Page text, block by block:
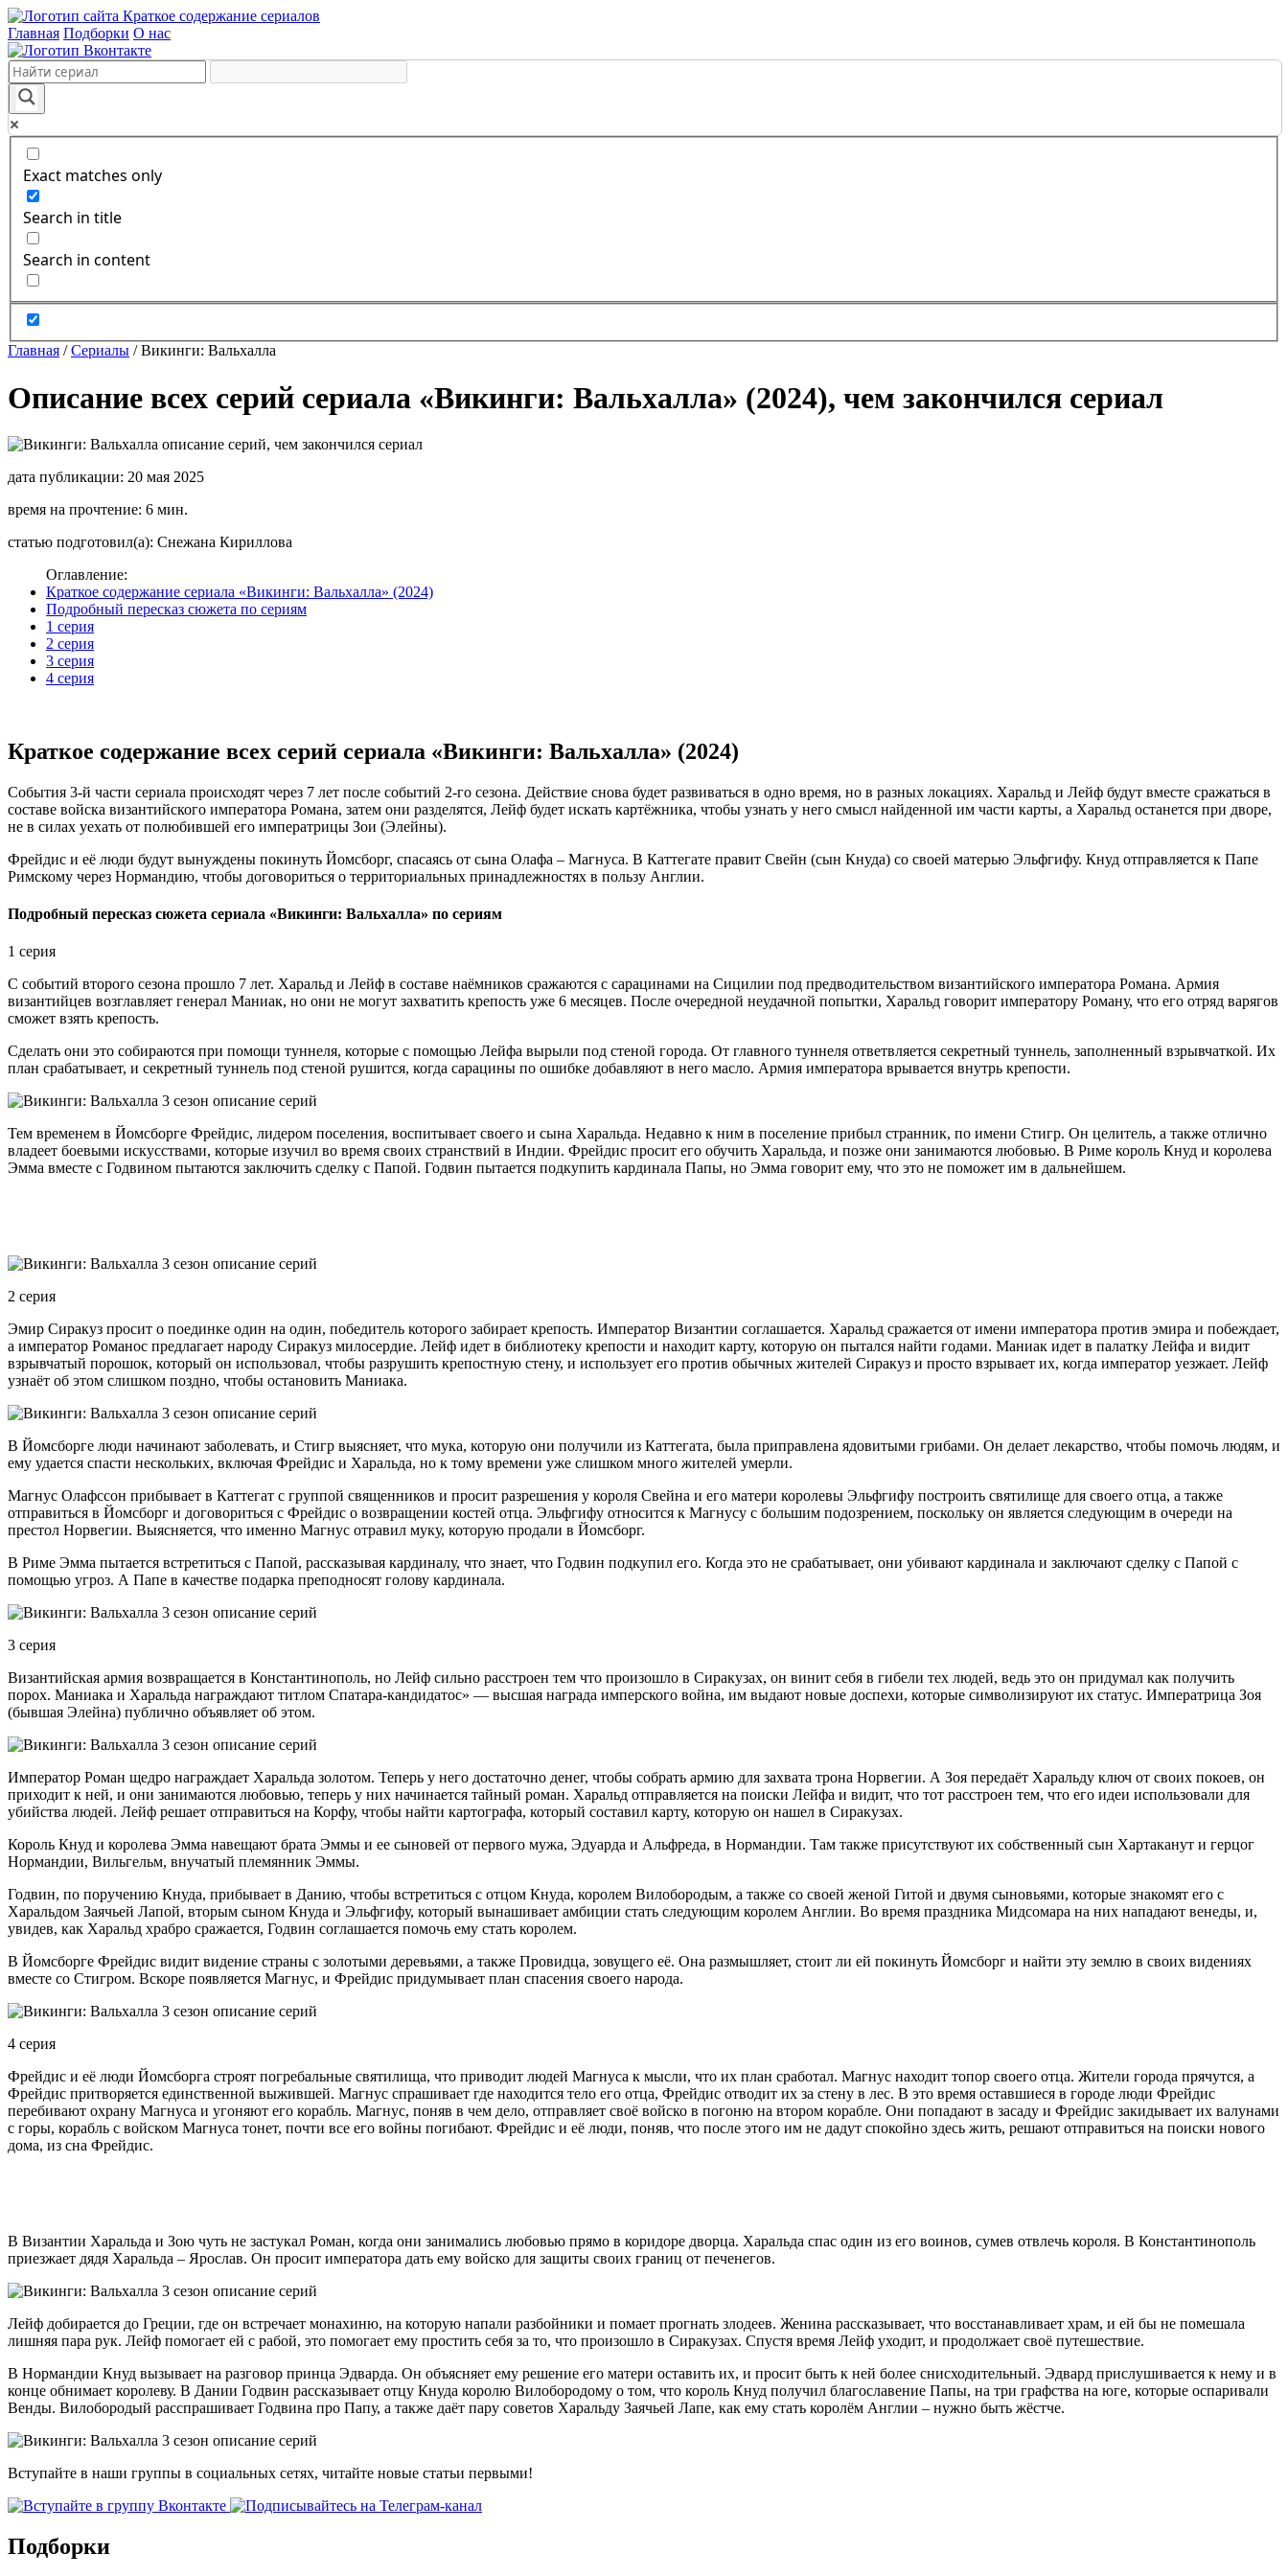
Краткое содержание сериалов
Главная Подборки О нас
Exact matches only
Search in title
Search in content
Главная /Сериалы /Викинги: Вальхалла
Описание всех серий сериала «Викинги: Вальхалла» (2024), чем закончился сериал
дата публикации: 20 мая 2025
время на прочтение: 6 мин.
статью подготовил(а): Снежана Кириллова
Оглавление:
Краткое содержание сериала «Викинги: Вальхалла» (2024)
Подробный пересказ сюжета по сериям
1 серия
2 серия
3 серия
4 серия
Краткое содержание всех серий сериала «Викинги: Вальхалла» (2024)
События 3-й части сериала происходят через 7 лет после событий 2-го сезона. Действие снова будет развиваться в одно время, но в разных локациях. Харальд и Лейф будут вместе сражаться в
составе войска византийского императора Романа, затем они разделятся, Лейф будет искать картёжника, чтобы узнать у него смысл найденной им части карты, а Харальд останется при дворе,
не в силах уехать от полюбившей его императрицы Зои (Элейны).
Фрейдис и её люди будут вынуждены покинуть Йомсборг, спасаясь от сына Олафа – Магнуса. В Каттегате правит Свейн (сын Кнуда) со своей матерью Эльфгифу. Кнуд отправляется к Папе
Римскому через Нормандию, чтобы договориться о территориальных принадлежностях в пользу Англии.
Подробный пересказ сюжета сериала «Викинги: Вальхалла» по сериям
1 серия
С событий второго сезона прошло 7 лет. Харальд и Лейф в составе наёмников сражаются с сарацинами на Сицилии под предводительством византийского императора Романа. Армия
византийцев возглавляет генерал Маниак, но они не могут захватить крепость уже 6 месяцев. После очередной неудачной попытки, Харальд говорит императору Роману, что его отряд варягов
сможет взять крепость.
Сделать они это собираются при помощи туннеля, которые с помощью Лейфа вырыли под стеной города. От главного туннеля ответвляется секретный туннель, заполненный взрывчаткой. Их
план срабатывает, и секретный туннель под стеной рушится, когда сарацины по ошибке добавляют в него масло. Армия императора врывается внутрь крепости.
Тем временем в Йомсборге Фрейдис, лидером поселения, воспитывает своего и сына Харальда. Недавно к ним в поселение прибыл странник, по имени Стигр. Он целитель, а также отлично
владеет боевыми искусствами, которые изучил во время своих странствий в Индии. Фрейдис просит его обучить Харальда, и позже они занимаются любовью. В Риме король Кнуд и королева
Эмма вместе с Годвином пытаются заключить сделку с Папой. Годвин пытается подкупить кардинала Папы, но Эмма говорит ему, что это не поможет им в дальнейшем.
2 серия
Эмир Сиракуз просит о поединке один на один, победитель которого забирает крепость. Император Византии соглашается. Харальд сражается от имени императора против эмира и побеждает,
а император Романос предлагает народу Сиракуз милосердие. Лейф идет в библиотеку крепости и находит карту, которую он пытался найти годами. Маниак идет в палатку Лейфа и видит
взрывчатый порошок, который он использовал, чтобы разрушить крепостную стену, и использует его против обычных жителей Сиракуз и просто взрывает их, когда император уезжает. Лейф
узнаёт об этом слишком поздно, чтобы остановить Маниака.
В Йомсборге люди начинают заболевать, и Стигр выясняет, что мука, которую они получили из Каттегата, была приправлена ядовитыми грибами. Он делает лекарство, чтобы помочь людям, и
ему удается спасти нескольких, включая Фрейдис и Харальда, но к тому времени уже слишком много жителей умерли.
Магнус Олафссон прибывает в Каттегат с группой священников и просит разрешения у короля Свейна и его матери королевы Эльфгифу построить святилище для своего отца, а также
отправиться в Йомсборг и договориться с Фрейдис о возвращении костей отца. Эльфгифу относится к Магнусу с большим подозрением, поскольку он является следующим в очереди на
престол Норвегии. Выясняется, что именно Магнус отравил муку, которую продали в Йомсборг.
В Риме Эмма пытается встретиться с Папой, рассказывая кардиналу, что знает, что Годвин подкупил его. Когда это не срабатывает, они убивают кардинала и заключают сделку с Папой с
помощью угроз. А Папе в качестве подарка преподносят голову кардинала.
3 серия
Византийская армия возвращается в Константинополь, но Лейф сильно расстроен тем что произошло в Сиракузах, он винит себя в гибели тех людей, ведь это он придумал как получить
порох. Маниака и Харальда награждают титлом Спатара-кандидатос» — высшая награда имперского война, им выдают новые доспехи, которые символизируют их статус. Императрица Зоя
(бывшая Элейна) публично объявляет об этом.
Император Роман щедро награждает Харальда золотом. Теперь у него достаточно денег, чтобы собрать армию для захвата трона Норвегии. А Зоя передаёт Харальду ключ от своих покоев, он
приходит к ней, и они занимаются любовью, теперь у них начинается тайный роман. Харальд отправляется на поиски Лейфа и видит, что тот расстроен тем, что его идеи использовали для
убийства людей. Лейф решает отправиться на Корфу, чтобы найти картографа, который составил карту, которую он нашел в Сиракузах.
Король Кнуд и королева Эмма навещают брата Эммы и ее сыновей от первого мужа, Эдуарда и Альфреда, в Нормандии. Там также присутствуют их собственный сын Хартаканут и герцог
Нормандии, Вильгельм, внучатый племянник Эммы.
Годвин, по поручению Кнуда, прибывает в Данию, чтобы встретиться с отцом Кнуда, королем Вилобородым, а также со своей женой Гитой и двумя сыновьями, которые знакомят его с
Харальдом Заячьей Лапой, вторым сыном Кнуда и Эльфгифу, который вынашивает амбиции стать следующим королем Англии. Во время праздника Мидсомара на них нападают венеды, и,
увидев, как Харальд храбро сражается, Годвин соглашается помочь ему стать королем.
В Йомсборге Фрейдис видит видение страны с золотыми деревьями, а также Провидца, зовущего её. Она размышляет, стоит ли ей покинуть Йомсборг и найти эту землю в своих видениях
вместе со Стигром. Вскоре появляется Магнус, и Фрейдис придумывает план спасения своего народа.
4 серия
Фрейдис и её люди Йомсборга строят погребальные святилища, что приводит людей Магнуса к мысли, что их план сработал. Магнус находит топор своего отца. Жители города прячутся, а
Фрейдис притворяется единственной выжившей. Магнус спрашивает где находится тело его отца, Фрейдис отводит их за стену в лес. В это время оставшиеся в городе люди Фрейдис
перебивают охрану Магнуса и угоняют его корабль. Магнус, поняв в чем дело, отправляет своё войско в погоню на втором корабле. Они попадают в засаду и Фрейдис закидывает их валунами
с горы, корабль с войском Магнуса тонет, почти все его войны погибают. Фрейдис и её люди, поняв, что после этого им не дадут спокойно здесь жить, решают отправиться на поиски нового
дома, из сна Фрейдис.
В Византии Харальда и Зою чуть не застукал Роман, когда они занимались любовью прямо в коридоре дворца. Харальда спас один из его воинов, сумев отвлечь короля. В Константинополь
приезжает дядя Харальда – Ярослав. Он просит императора дать ему войско для защиты своих границ от печенегов.
Лейф добирается до Греции, где он встречает монахиню, на которую напали разбойники и помает прогнать злодеев. Женина рассказывает, что восстанавливает храм, и ей бы не помешала
лишняя пара рук. Лейф помогает ей с рабой, это помогает ему простить себя за то, что произошло в Сиракузах. Спустя время Лейф уходит, и продолжает своё путешествие.
В Нормандии Кнуд вызывает на разговор принца Эдварда. Он объясняет ему решение его матери оставить их, и просит быть к ней более снисходительный. Эдвард прислушивается к нему и в
конце обнимает королеву. В Дании Годвин рассказывает отцу Кнуда королю Вилобородому о том, что король Кнуд получил благославение Папы, на три графства на юге, которые оспаривали
Венды. Вилобородый расспрашивает Годвина про Папу, а также даёт пару советов Харальду Заячьей Лапе, как ему стать королём Англии – нужно быть жёстче.
Вступайте в наши группы в социальных сетях, читайте новые статьи первыми!
Подборки